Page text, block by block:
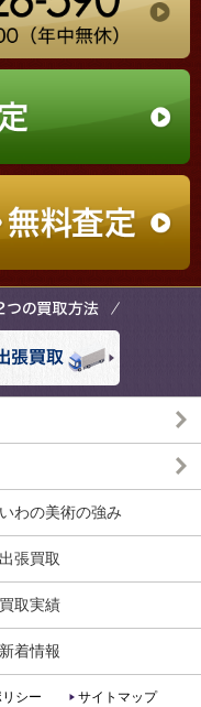
いわの美術の強み
出張買取
買取実績
新着情報
シー サイトマップ